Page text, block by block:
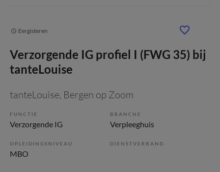
Eergisteren
Verzorgende IG profiel I (FWG 35) bij
tanteLouise
tanteLouise, Bergen op Zoom
FUNCTIE
Verzorgende IG
BRANCHE
Verpleeghuis
OPLEIDINGSNIVEAU
MBO
DIENSTVERBAND